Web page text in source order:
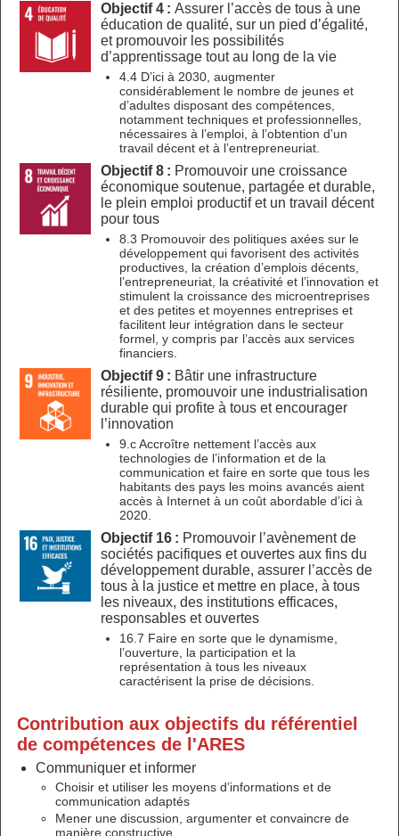
Objectif 4 : Assurer l’accès de tous à une
éducation de qualité, sur un pied d’égalité,
et promouvoir les possibilités
d’apprentissage tout au long de la vie
4.4 D’ici à 2030, augmenter
considérablement le nombre de jeunes et
d’adultes disposant des compétences,
notamment techniques et professionnelles,
nécessaires à l’emploi, à l’obtention d’un
travail décent et à l’entrepreneuriat.
Objectif 8 : Promouvoir une croissance
économique soutenue, partagée et durable,
le plein emploi productif et un travail décent
pour tous
8.3 Promouvoir des politiques axées sur le
développement qui favorisent des activités
productives, la création d’emplois décents,
l’entrepreneuriat, la créativité et l’innovation et
stimulent la croissance des microentreprises
et des petites et moyennes entreprises et
facilitent leur intégration dans le secteur
formel, y compris par l’accès aux services
financiers.
Objectif 9 : Bâtir une infrastructure
résiliente, promouvoir une industrialisation
durable qui profite à tous et encourager
l’innovation
9.c Accroître nettement l’accès aux
technologies de l’information et de la
communication et faire en sorte que tous les
habitants des pays les moins avancés aient
accès à Internet à un coût abordable d’ici à
2020.
Objectif 16 : Promouvoir l’avènement de
sociétés pacifiques et ouvertes aux fins du
développement durable, assurer l’accès de
tous à la justice et mettre en place, à tous
les niveaux, des institutions efficaces,
responsables et ouvertes
16.7 Faire en sorte que le dynamisme,
l’ouverture, la participation et la
représentation à tous les niveaux
caractérisent la prise de décisions.
Contribution aux objectifs du référentiel
de compétences de l'ARES
Communiquer et informer
Choisir et utiliser les moyens d’informations et de
communication adaptés
Mener une discussion, argumenter et convaincre de
manière constructive